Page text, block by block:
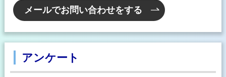
メールでお問い合わせをする
アンケート